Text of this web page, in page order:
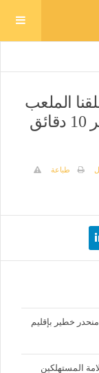
الملعب
أمام ميسي.. لكننا عانينا في آخر 10 دقائق
طباعة
خطير بإقليم
المستهلكين